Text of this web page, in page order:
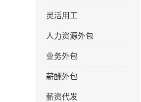
灵活用工
人力资源外包
业务外包
薪酬外包
薪资代发